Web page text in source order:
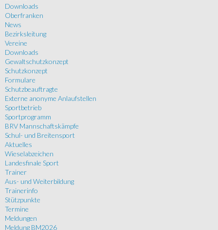
Downloads
Oberfranken
News
Bezirksleitung
Vereine
Downloads
Gewaltschutzkonzept
Schutzkonzept
Formulare
Schutzbeauftragte
Externe anonyme Anlaufstellen
Sportbetrieb
Sportprogramm
BRV Mannschaftskämpfe
Schul- und Breitensport
Aktuelles
Wieselabzeichen
Landesfinale Sport
Trainer
Aus- und Weiterbildung
Trainerinfo
Stützpunkte
Termine
Meldungen
Meldung BM2026